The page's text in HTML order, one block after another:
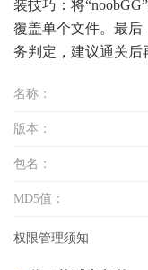
装技巧：将
覆盖单个文件。最后
务判定，建议通关后
名称：
版本：
包名：
MD5值：
权限管理须知